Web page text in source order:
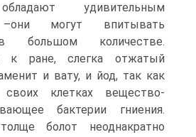
удивительным
могут впитывать
большом количестве.
к ране, слегка отжатый
и вату, и йод, так как
клетках вещество-
бактерии гниения.
болот неоднакратно